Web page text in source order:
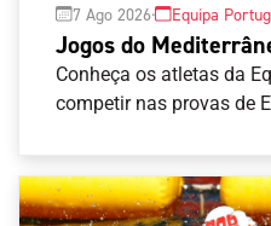
7 Ago 2026· Equipa
Jogos do
Equestre
Conheça os atletas da
competir nas provas de